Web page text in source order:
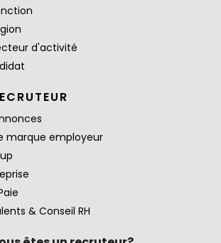
d'activité
marque employeur
& Conseil RH